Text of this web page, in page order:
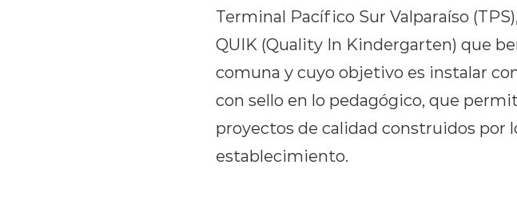
Terminal Pacífico Sur Valparaíso
QUIK (Quality In Kindergarten) que
comuna y cuyo objetivo es instalar
con sello en lo pedagógico, que
proyectos de calidad construidos por
establecimiento.